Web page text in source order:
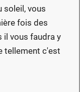
soleil, vous
fois des
il vous faudra y
tellement c'est